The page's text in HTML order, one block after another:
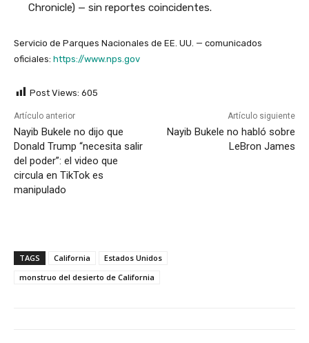
Chronicle) — sin reportes coincidentes.
Servicio de Parques Nacionales de EE. UU. — comunicados
oficiales: https://www.nps.gov
Post Views: 605
Artículo anterior
Nayib Bukele no dijo que
Donald Trump “necesita salir
del poder”: el video que
circula en TikTok es
manipulado
Artículo siguiente
Nayib Bukele no habló sobre
LeBron James
TAGS California
Estados Unidos
monstruo del desierto de California